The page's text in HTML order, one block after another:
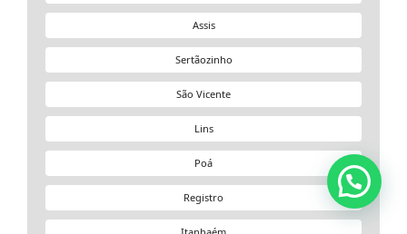
Assis
Sertãozinho
São Vicente
Lins
Poá
Registro